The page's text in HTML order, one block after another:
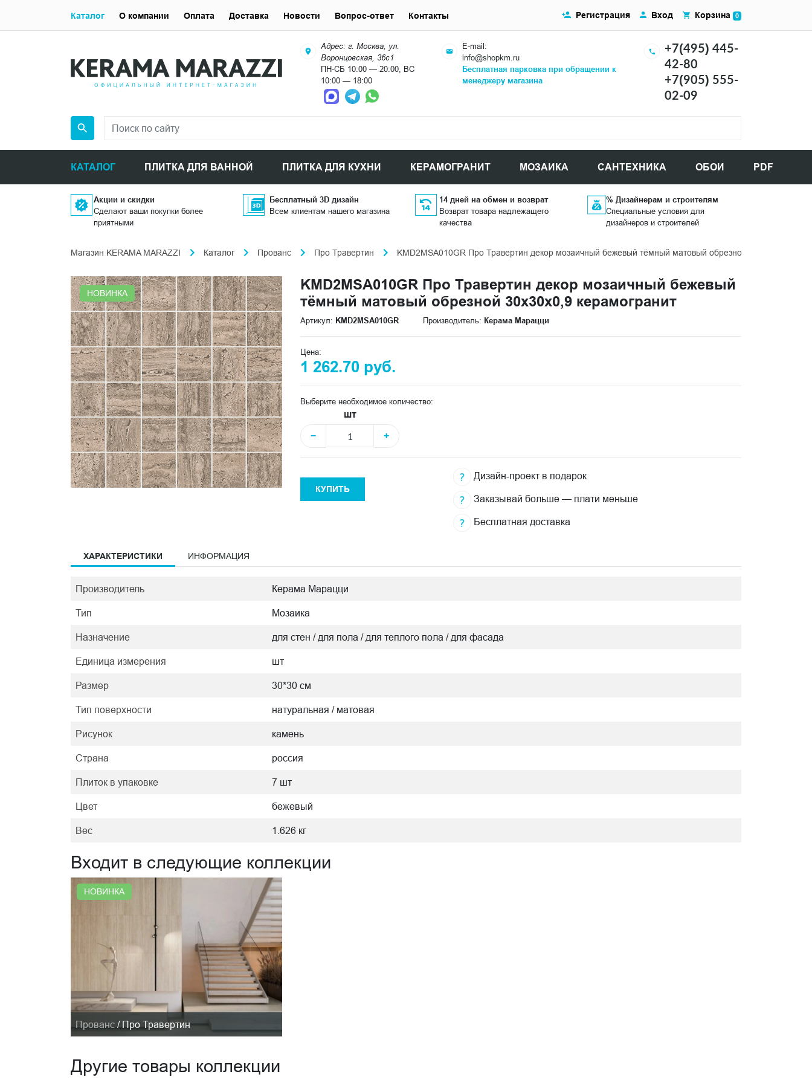
Адрес: г. Москва, ул.
Воронцовская, 36с1
ПН-СБ 10:00 — 20:00, ВС
10:00 — 18:00
E-mail:
info@shopkm.ru
Бесплатная парковка при обращении к
менеджеру магазина
+7(495) 445-
42-80
+7(905) 555-
02-09
КАТАЛОГ ПЛИТКА ДЛЯ ВАННОЙ ПЛИТКА ДЛЯ КУХНИ КЕРАМОГРАНИТ МОЗАИКА САНТЕХНИКА ОБОИ PDF
Регистрация Вход Корзина 0
Каталог О компании Оплата Доставка Новости Вопрос-ответ Контакты
Акции и скидки
Сделают ваши покупки более
приятными
Бесплатный 3D дизайн
Всем клиентам нашего магазина
14 дней на обмен и возврат
Возврат товара надлежащего
качества
% Дизайнерам и строителям
Специальные условия для
дизайнеров и строителей
Магазин KERAMA MARAZZI Каталог Прованс Про Травертин KMD2MSA010GR Про Травертин декор мозаичный бежевый тёмный матовый обрезной 30x30x0,9
НОВИНКА
KMD2MSA010GR Про Травертин декор мозаичный бежевый
тёмный матовый обрезной 30x30x0,9 керамогранит
Артикул: KMD2MSA010GR Производитель: Керама Марацци
Цена:
1 262.70 руб.
Выберите необходимое количество:
шт
−
+
КУПИТЬ
Дизайн-проект в подарок
Заказывай больше — плати меньше
Бесплатная доставка
ХАРАКТЕРИСТИКИ ИНФОРМАЦИЯ
Производитель Керама Марацци
Тип Мозаика
Назначение для стен / для пола / для теплого пола / для фасада
Единица измерения шт
Размер 30*30 см
Тип поверхности натуральная / матовая
Рисунок камень
Страна россия
Плиток в упаковке 7 шт
Цвет бежевый
Вес 1.626 кг
Входит в следующие коллекции
НОВИНКА
Прованс / Про Травертин
Другие товары коллекции